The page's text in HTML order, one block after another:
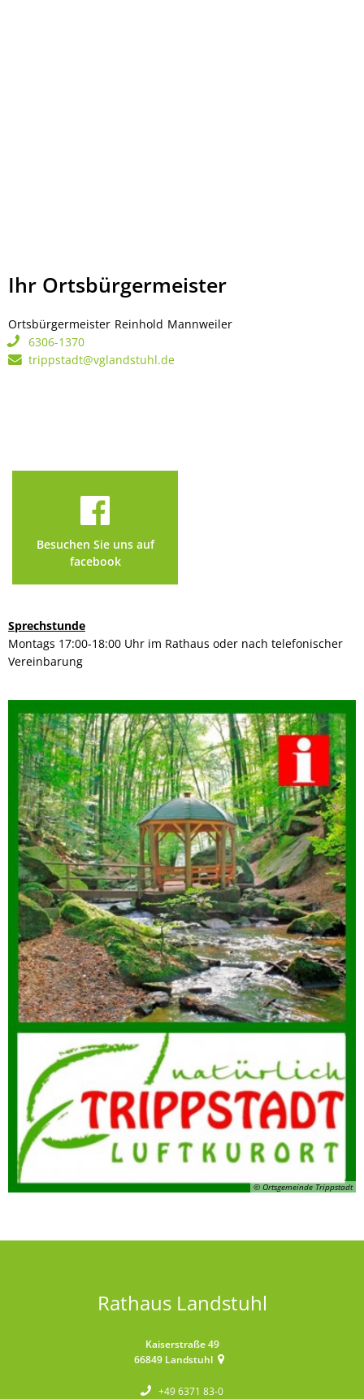
Ihr Ortsbürgermeister
Ortsbürgermeister Reinhold Mannweiler
6306-1370
trippstadt@vglandstuhl.de
Besuchen Sie uns auf
facebook
Sprechstunde
Montags 17:00-18:00 Uhr im Rathaus oder nach telefonischer
Vereinbarung
© Ortsgemeinde Trippstadt
Rathaus Landstuhl
Kaiserstraße 49
66849 Landstuhl
+49 6371 83-0